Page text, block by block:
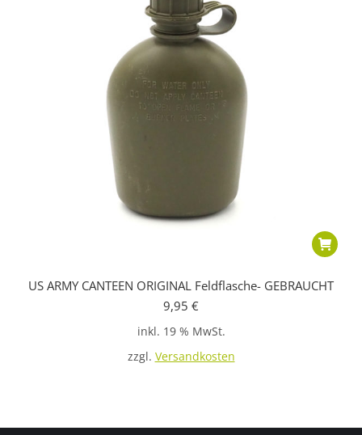
US ARMY CANTEEN ORIGINAL Feldflasche- GEBRAUCHT
9,95 €
inkl. 19 % MwSt.
zzgl. Versandkosten